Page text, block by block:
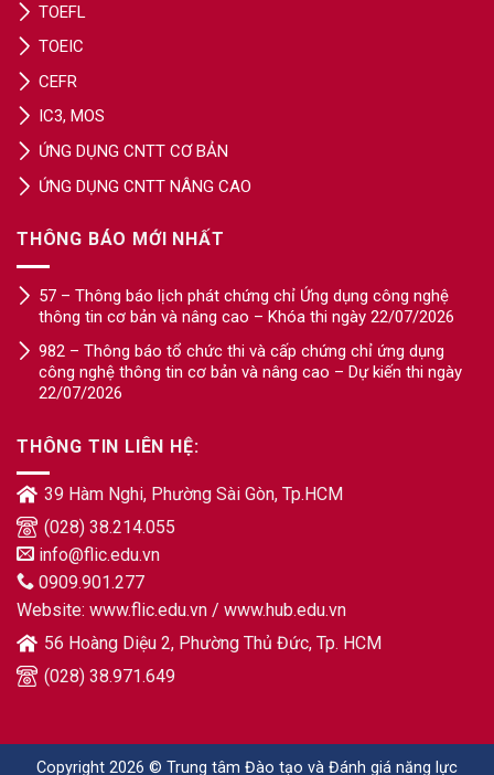
ỨNG DỤNG CNTT CƠ BẢN
ỨNG DỤNG CNTT NÂNG CAO
IC3, MOS
TOEFL
TOEIC
CEFR
THÔNG BÁO MỚI NHẤT
57 – Thông báo lịch phát chứng chỉ Ứng dụng công nghệ
thông tin cơ bản và nâng cao – Khóa thi ngày 22/07/2026
982 – Thông báo tổ chức thi và cấp chứng chỉ ứng dụng
công nghệ thông tin cơ bản và nâng cao – Dự kiến thi ngày
22/07/2026
THÔNG TIN LIÊN HỆ:
39 Hàm Nghi, Phường Sài Gòn, Tp.HCM
(028) 38.214.055
info@flic.edu.vn
0909.901.277
Website: www.flic.edu.vn / www.hub.edu.vn
56 Hoàng Diệu 2, Phường Thủ Đức, Tp. HCM
(028) 38.971.649
Copyright 2026 © Trung tâm Đào tạo và Đánh giá năng lực